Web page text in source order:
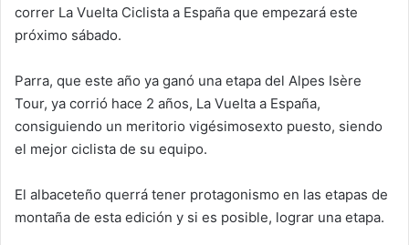
correr La Vuelta Ciclista a España que empezará este
próximo sábado.
Parra, que este año ya ganó una etapa del Alpes Isère
Tour, ya corrió hace 2 años, La Vuelta a España,
consiguiendo un meritorio vigésimosexto puesto, siendo
el mejor ciclista de su equipo.
El albaceteño querrá tener protagonismo en las etapas de
montaña de esta edición y si es posible, lograr una etapa.